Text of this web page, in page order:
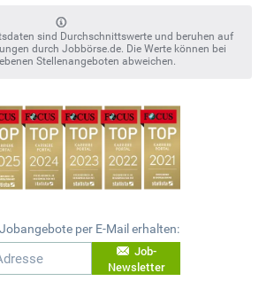
sind Durchschnittswerte und beruhen auf
durch Jobbörse.de. Die Werte können bei
Stellenangeboten abweichen.
per E-Mail erhalten:
Job-
Newsletter